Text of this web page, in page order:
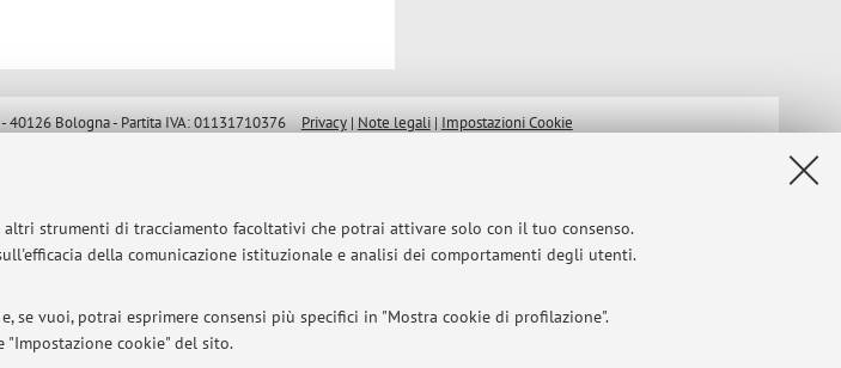
strumenti di tracciamento facoltativi che potrai attivare solo con il tuo consenso.
della comunicazione istituzionale e analisi dei comportamenti degli utenti.
se vuoi, potrai esprimere consensi più specifici in "Mostra cookie di profilazione".
"Impostazione cookie" del sito.
40126 Bologna - Partita IVA: 01131710376 Privacy| Note legali| Impostazioni Cookie